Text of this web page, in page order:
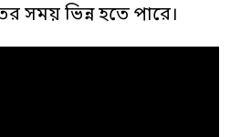
সময় ভিন্ন হতে পারে।